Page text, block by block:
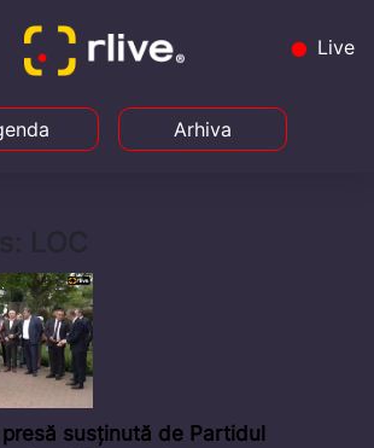
Live
Arhiva
LOC
susținută de Partidul